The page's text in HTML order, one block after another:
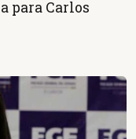
para Carlos